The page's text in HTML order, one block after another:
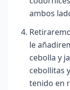
ambos
le
cebolla y
cebollitas
tenido en